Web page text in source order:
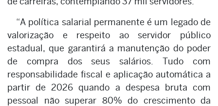
“A política salarial permanente é um legado de
valorização e respeito ao servidor público
estadual, que garantirá a manutenção do poder
de compra dos seus salários. Tudo com
responsabilidade fiscal e aplicação automática a
partir de 2026 quando a despesa bruta com
pessoal não superar 80% do crescimento da